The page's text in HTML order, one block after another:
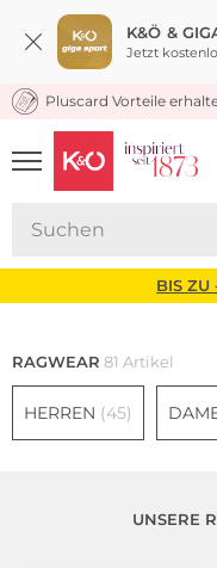
K&Ö &
Jetzt
30
Pluscard Vorteile
UNSERE APP
CLICK &
BIS ZU
RAGWEAR 81 Artikel
HERREN (45)
UNSERE